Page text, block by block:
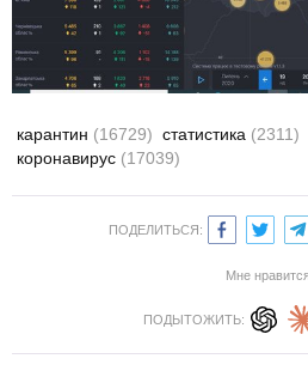
карантин (16729) статистика (2311)
коронавирус (17039)
ПОДЕЛИТЬСЯ:
Мне нравится
ПОДЫТОЖИТЬ: